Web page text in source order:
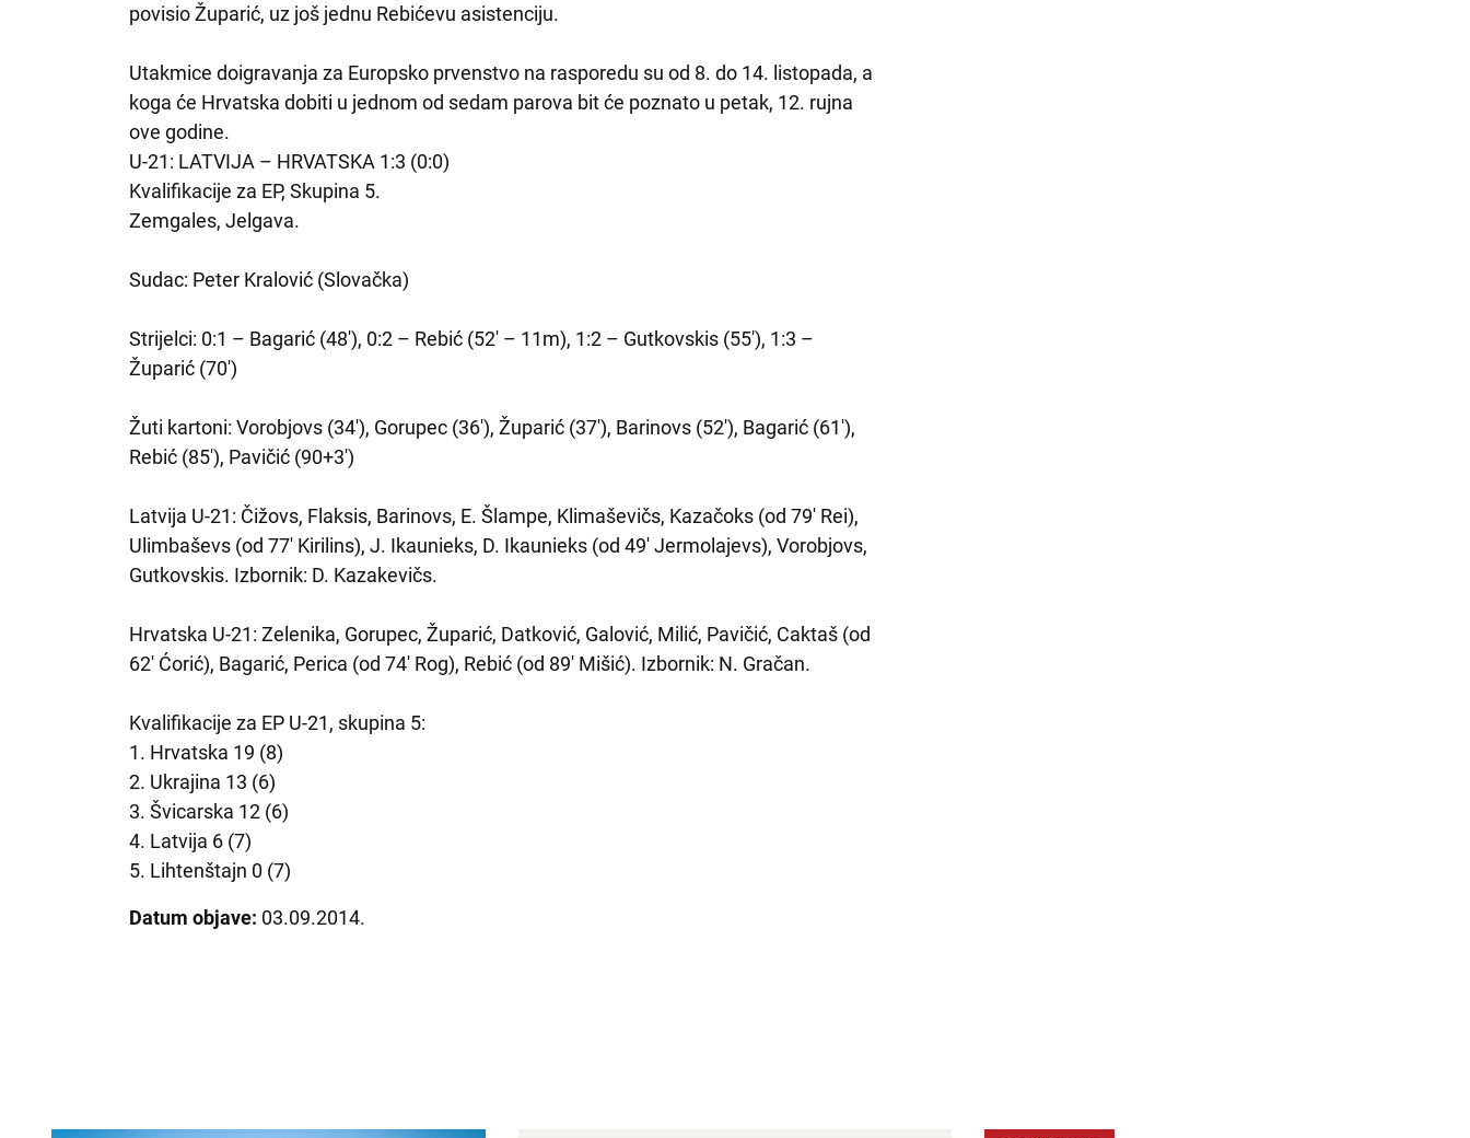
povisio Župarić, uz još jednu Rebićevu asistenciju.
Utakmice doigravanja za Europsko prvenstvo na rasporedu su od 8. do 14. listopada, a
koga će Hrvatska dobiti u jednom od sedam parova bit će poznato u petak, 12. rujna
ove godine.
U-21: LATVIJA – HRVATSKA 1:3 (0:0)
Kvalifikacije za EP, Skupina 5.
Zemgales, Jelgava.
Sudac: Peter Kralović (Slovačka)
Strijelci: 0:1 – Bagarić (48′), 0:2 – Rebić (52′ – 11m), 1:2 – Gutkovskis (55′), 1:3 –
Župarić (70′)
Žuti kartoni: Vorobjovs (34′), Gorupec (36′), Župarić (37′), Barinovs (52′), Bagarić (61′),
Rebić (85′), Pavičić (90+3′)
Latvija U-21: Čižovs, Flaksis, Barinovs, E. Šlampe, Klimaševičs, Kazačoks (od 79′ Rei),
Ulimbaševs (od 77′ Kirilins), J. Ikaunieks, D. Ikaunieks (od 49′ Jermolajevs), Vorobjovs,
Gutkovskis. Izbornik: D. Kazakevičs.
Hrvatska U-21: Zelenika, Gorupec, Župarić, Datković, Galović, Milić, Pavičić, Caktaš (od
62′ Ćorić), Bagarić, Perica (od 74′ Rog), Rebić (od 89′ Mišić). Izbornik: N. Gračan.
Kvalifikacije za EP U-21, skupina 5:
1. Hrvatska 19 (8)
2. Ukrajina 13 (6)
3. Švicarska 12 (6)
4. Latvija 6 (7)
5. Lihtenštajn 0 (7)
Datum objave: 03.09.2014.